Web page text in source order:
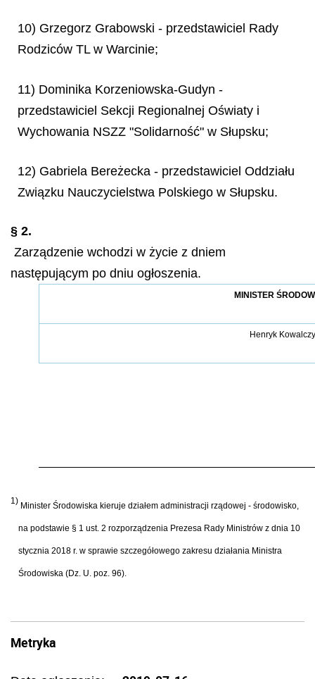
10) Grzegorz Grabowski - przedstawiciel Rady
Rodziców TL w Warcinie;
11) Dominika Korzeniowska-Gudyn -
przedstawiciel Sekcji Regionalnej Oświaty i
Wychowania NSZZ "Solidarność" w Słupsku;
12) Gabriela Bereżecka - przedstawiciel Oddziału
Związku Nauczycielstwa Polskiego w Słupsku.
§ 2.
Zarządzenie wchodzi w życie z dniem
następującym po dniu ogłoszenia.
MINISTER
Henryk
1) Minister Środowiska kieruje działem administracji rządowej - środowisko,
na podstawie § 1 ust. 2 rozporządzenia Prezesa Rady Ministrów z dnia 10
stycznia 2018 r. w sprawie szczegółowego zakresu działania Ministra
Środowiska (Dz. U. poz. 96).
Metryka